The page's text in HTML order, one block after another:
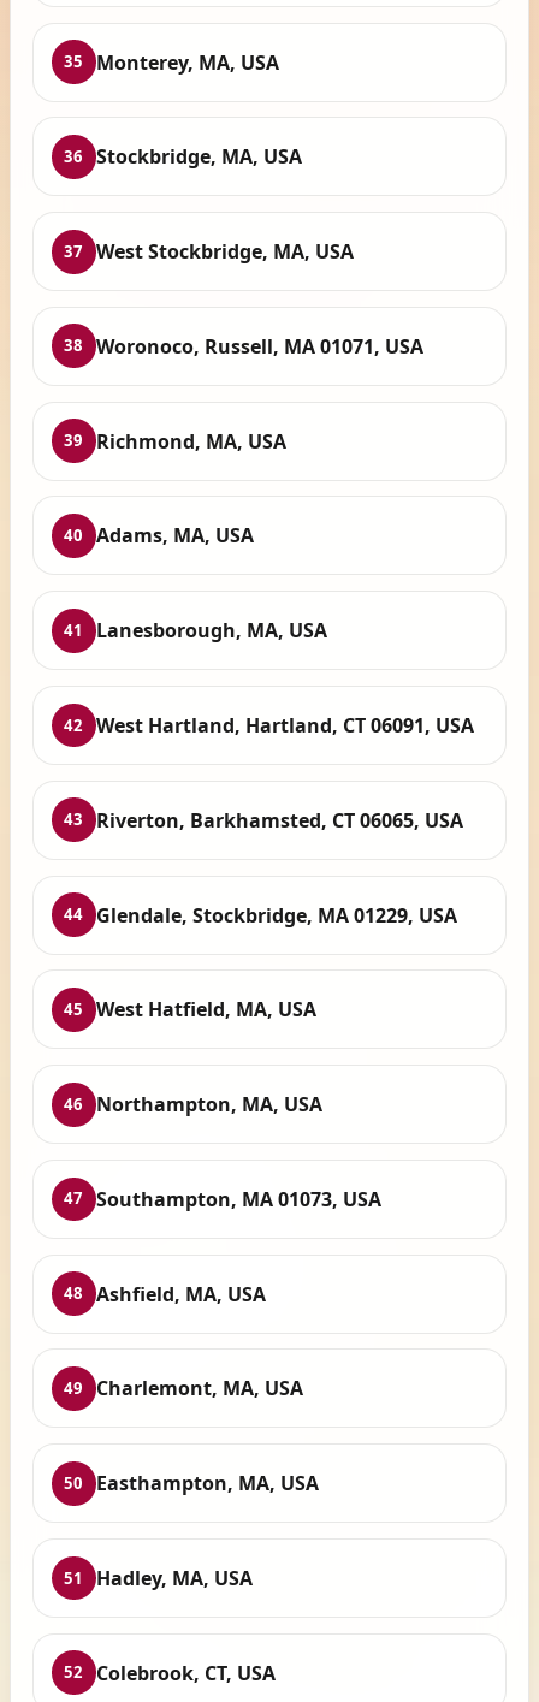
35 Monterey, MA, USA
36 Stockbridge, MA, USA
37 West Stockbridge, MA, USA
38 Woronoco, Russell, MA 01071, USA
39 Richmond, MA, USA
40 Adams, MA, USA
41 Lanesborough, MA, USA
42 West Hartland, Hartland, CT 06091, USA
43 Riverton, Barkhamsted, CT 06065, USA
44 Glendale, Stockbridge, MA 01229, USA
45 West Hatfield, MA, USA
46 Northampton, MA, USA
47 Southampton, MA 01073, USA
48 Ashfield, MA, USA
49 Charlemont, MA, USA
50 Easthampton, MA, USA
51 Hadley, MA, USA
52 Colebrook, CT, USA